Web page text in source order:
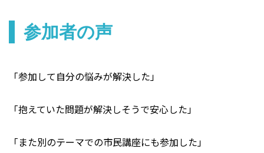
参加者の声
「参加して自分の悩みが解決した」
「抱えていた問題が解決しそうで安心した」
「また別のテーマでの市民講座にも参加した」